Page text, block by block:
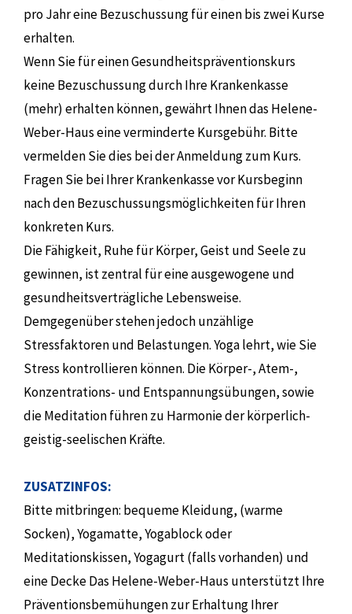
pro Jahr eine Bezuschussung für einen bis zwei Kurse
erhalten.
Wenn Sie für einen Gesundheitspräventionskurs
keine Bezuschussung durch Ihre Krankenkasse
(mehr) erhalten können, gewährt Ihnen das Helene-
Weber-Haus eine verminderte Kursgebühr. Bitte
vermelden Sie dies bei der Anmeldung zum Kurs.
Fragen Sie bei Ihrer Krankenkasse vor Kursbeginn
nach den Bezuschussungsmöglichkeiten für Ihren
konkreten Kurs.
Die Fähigkeit, Ruhe für Körper, Geist und Seele zu
gewinnen, ist zentral für eine ausgewogene und
gesundheitsverträgliche Lebensweise.
Demgegenüber stehen jedoch unzählige
Stressfaktoren und Belastungen. Yoga lehrt, wie Sie
Stress kontrollieren können. Die Körper-, Atem-,
Konzentrations- und Entspannungsübungen, sowie
die Meditation führen zu Harmonie der körperlich-
geistig-seelischen Kräfte.
ZUSATZINFOS:
Bitte mitbringen: bequeme Kleidung, (warme
Socken), Yogamatte, Yogablock oder
Meditationskissen, Yogagurt (falls vorhanden) und
eine Decke Das Helene-Weber-Haus unterstützt Ihre
Präventionsbemühungen zur Erhaltung Ihrer